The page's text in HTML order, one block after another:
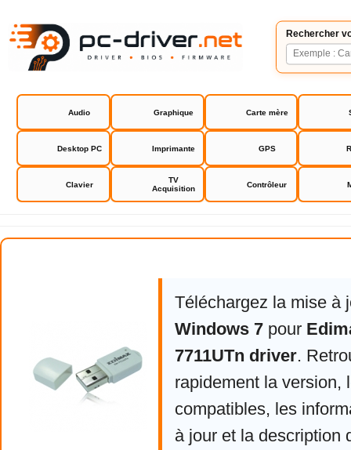
Rechercher
Audio Graphique Carte mère
Desktop PC Imprimante GPS
Clavier
TV
Acquisition
Contrôleur
Edimax EW-7711UTn driver
Téléchargez la mise à
Windows 7 pour
7711UTn driver.
rapidement la version,
compatibles, les
à jour et la description